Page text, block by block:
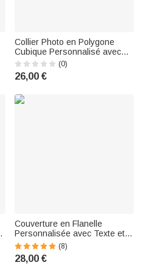
Collier Photo en Polygone
Cubique Personnalisé avec
Photo Cadeau Anniversaire
Fête des Mères pour Elle
(0)
26,00 €
Couverture en Flanelle
Personnalisée avec Texte et
Drapeau Américain Cadeau
pour Officier Police
Gendarmerie
(8)
28,00 €